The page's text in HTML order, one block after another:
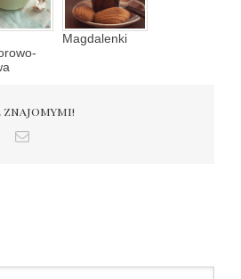
Magdalenki